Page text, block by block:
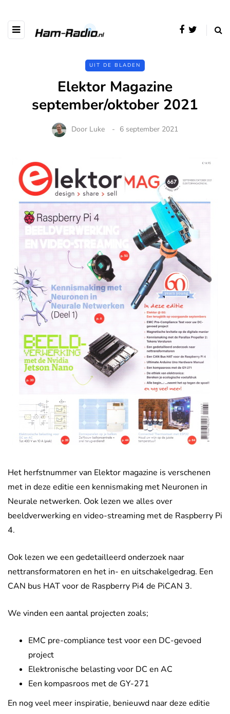
UIT DE BLADEN
Elektor Magazine
september/oktober 2021
Door Luke 6 september 2021
Het herfstnummer van Elektor magazine is verschenen
met in deze editie een kennismaking met Neuronen in
Neurale netwerken. Ook lezen we alles over
beeldverwerking en video-streaming met de Raspberry Pi
4.
Ook lezen we een gedetailleerd onderzoek naar
nettransformatoren en het in- en uitschakelgedrag. Een
CAN bus HAT voor de Raspberry Pi4 de PiCAN 3.
We vinden een aantal projecten zoals;
EMC pre-compliance test voor een DC-gevoed
project
Elektronische belasting voor DC en AC
Een kompasroos met de GY-271
En nog veel meer inspiratie, benieuwd naar deze editie